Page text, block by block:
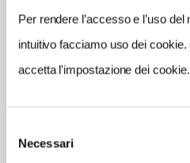
Per rendere l’accesso e l’uso
intuitivo facciamo uso dei
accetta l'impostazione dei cookie.
delNecessari
INDIRIZZO EMAIL
TELEFONO
carne,pesce,toscana,mediterranea